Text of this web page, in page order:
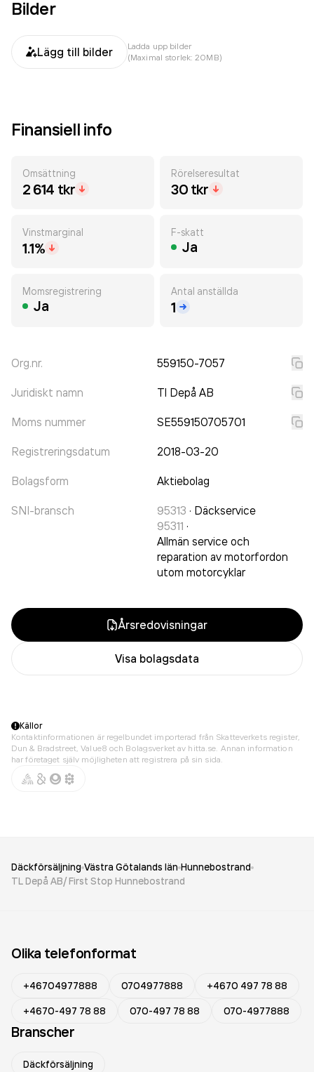
Bilder
Lägg till bilder
Ladda upp bilder
(Maximal storlek: 20MB)
Finansiell info
Omsättning
2 614 tkr
Rörelseresultat
30 tkr
Vinstmarginal
1.1%
F-skatt
Ja
Momsregistrering
Ja
Antal anställda
1
Org.nr. 559150-7057
Juridiskt namn Tl Depå AB
Moms nummer SE559150705701
Registreringsdatum 2018-03-20
Bolagsform Aktiebolag
SNI-bransch 95313 · Däckservice
95311 ·
Allmän service och
reparation av motorfordon
utom motorcyklar
Årsredovisningar
Visa bolagsdata
Källor
Kontaktinformationen är regelbundet importerad från Skatteverkets register,
Dun & Bradstreet, Value8 och Bolagsverket av hitta.se. Annan information
har företaget själv möjligheten att registrera på sin sida.
Däckförsäljning Västra Götalands län Hunnebostrand
TL Depå AB/ First Stop Hunnebostrand
Olika telefonformat
+46704977888 0704977888
+4670 497 78 88
+4670-497 78 88
070-497 78 88 070-4977888
Branscher
Däckförsäljning